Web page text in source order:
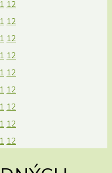
12
12
12
12
12
12
12
12
12